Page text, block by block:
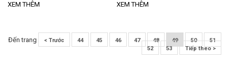
XEM THÊM XEM THÊM
Đến trang < Trước 44 45 46 47 48 49 50
51
52
53 Tiếp theo >